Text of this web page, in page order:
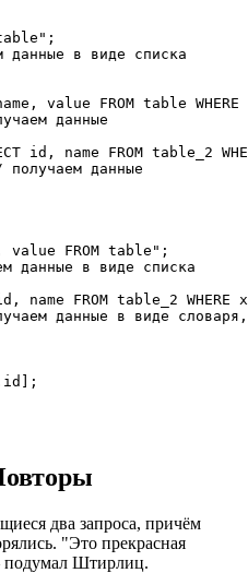
в виде списка
value FROM table WHERE
данные
id, name FROM table_2
получаем данные
value FROM table";
в виде списка
name FROM table_2
данные в виде
два запроса, причём
"Это прекрасная
Штирлиц.